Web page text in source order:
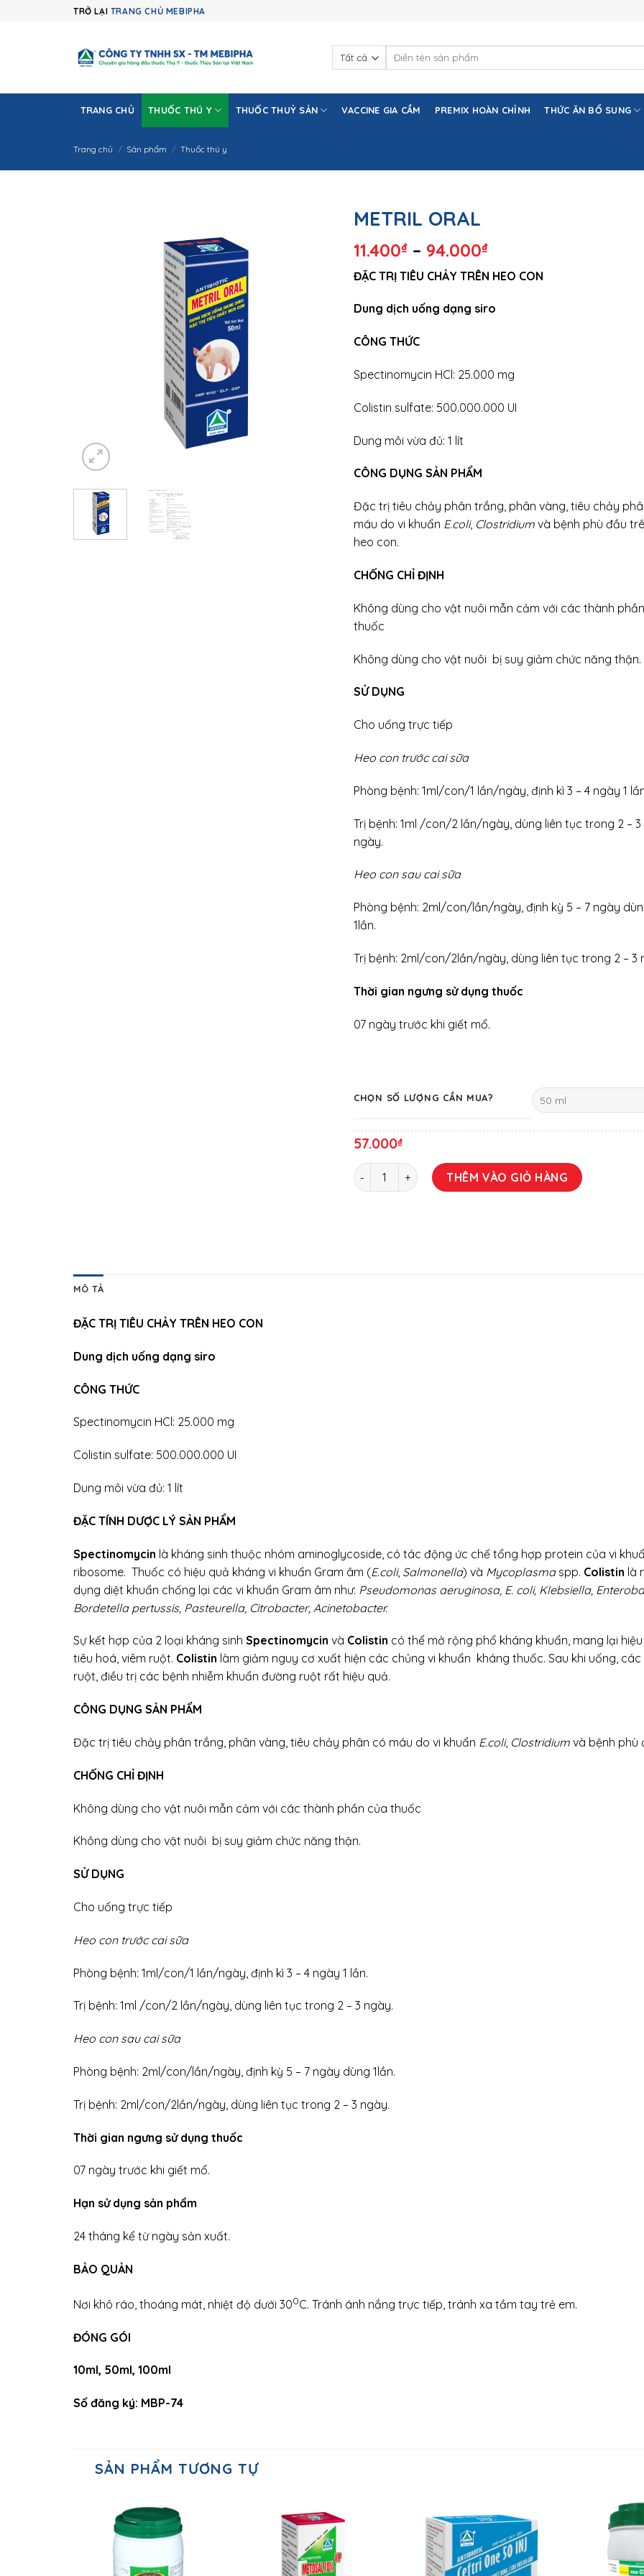
TRỞ LẠI TRANG CHỦ MEBIPHA
Tìm
TRANG CHỦ THUỐC THÚ Y THUỐC THUỶ SẢN VACCINE GIA CẦM PREMIX HOÀN CHỈNH THỨC ĂN BỔ SUNG
Trang chủ / Sản phẩm / Thuốc thú y
METRIL ORAL
11.400₫– 94.000₫
ĐẶC TRỊ TIÊU CHẢY TRÊN HEO CON
Dung dịch uống dạng siro
CÔNG THỨC
Spectinomycin HCl: 25.000 mg
Colistin sulfate: 500.000.000 UI
Dung môi vừa đủ: 1 lít
CÔNG DỤNG SẢN PHẨM
Đặc trị tiêu chảy phân trắng, phân vàng, tiêu chảy
máu do vi khuẩn E.coli, Clostridiumvà bệnh phù đầu
heo con.
CHỐNG CHỈ ĐỊNH
Không dùng cho vật nuôi mẫn cảm với các thành
thuốc
Không dùng cho vật nuôi bị suy giảm chức năng thận.
SỬ DỤNG
Cho uống trực tiếp
Heo con trước cai sữa
Phòng bệnh: 1ml/con/1 lần/ngày, định kì 3 – 4 ngày 1
Trị bệnh: 1ml /con/2 lần/ngày, dùng liên tục trong 2 – 3
ngày.
Heo con sau cai sữa
Phòng bệnh: 2ml/con/lần/ngày, định kỳ 5 – 7 ngày
1lần.
Trị bệnh: 2ml/con/2lần/ngày, dùng liên tục trong 2 – 3
Thời gian ngưng sử dụng thuốc
07 ngày trước khi giết mổ.
CHỌN SỐ LƯỢNG CẦN MUA?
57.000₫
METRIL ORAL số lượngTHÊM VÀO GIỎ HÀNG
MÔ TẢ
ĐẶC TRỊ TIÊU CHẢY TRÊN HEO CON
Dung dịch uống dạng siro
CÔNG THỨC
Spectinomycin HCl: 25.000 mg
Colistin sulfate: 500.000.000 UI
Dung môi vừa đủ: 1 lít
ĐẶC TÍNH DƯỢC LÝ SẢN PHẨM
Spectinomycin là kháng sinh thuộc nhóm aminoglycoside, có tác động ức chế tổng hợp protein của vi
ribosome. Thuốc có hiệu quả kháng vi khuẩn Gram âm (E.coli, Salmonella) và Mycoplasmaspp. Colistin là
dụng diệt khuẩn chống lại các vi khuẩn Gram âm như: Pseudomonas aeruginosa, E. coli, Klebsiella,
Bordetella pertussis, Pasteurella, Citrobacter, Acinetobacter.
Sự kết hợp của 2 loại kháng sinh Spectinomycin và Colistin có thể mở rộng phổ kháng khuẩn, mang lại
tiêu hoá, viêm ruột. Colistin làm giảm nguy cơ xuất hiện các chủng vi khuẩn kháng thuốc. Sau khi uống,
ruột, điều trị các bệnh nhiễm khuẩn đường ruột rất hiệu quả.
CÔNG DỤNG SẢN PHẨM
Đặc trị tiêu chảy phân trắng, phân vàng, tiêu chảy phân có máu do vi khuẩn E.coli, Clostridium và bệnh phù
CHỐNG CHỈ ĐỊNH
Không dùng cho vật nuôi mẫn cảm với các thành phần của thuốc
Không dùng cho vật nuôi bị suy giảm chức năng thận.
SỬ DỤNG
Cho uống trực tiếp
Heo con trước cai sữa
Phòng bệnh: 1ml/con/1 lần/ngày, định kì 3 – 4 ngày 1 lần.
Trị bệnh: 1ml /con/2 lần/ngày, dùng liên tục trong 2 – 3 ngày.
Heo con sau cai sữa
Phòng bệnh: 2ml/con/lần/ngày, định kỳ 5 – 7 ngày dùng 1lần.
Trị bệnh: 2ml/con/2lần/ngày, dùng liên tục trong 2 – 3 ngày.
Thời gian ngưng sử dụng thuốc
07 ngày trước khi giết mổ.
Hạn sử dụng sản phẩm
24 tháng kể từ ngày sản xuất.
BẢO QUẢN
Nơi khô ráo, thoáng mát, nhiệt độ dưới 300C. Tránh ánh nắng trực tiếp, tránh xa tầm tay trẻ em.
ĐÓNG GÓI
10ml, 50ml, 100ml
Số đăng ký: MBP-74
SẢN PHẨM TƯƠNG TỰ